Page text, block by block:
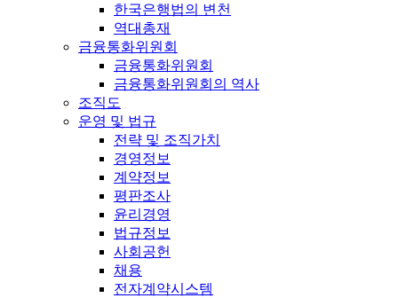
한국은행법의 변천
역대총재
금융통화위원회
금융통화위원회
금융통화위원회의 역사
조직도
운영 및 법규
전략 및 조직가치
경영정보
계약정보
평판조사
윤리경영
법규정보
사회공헌
채용
전자계약시스템